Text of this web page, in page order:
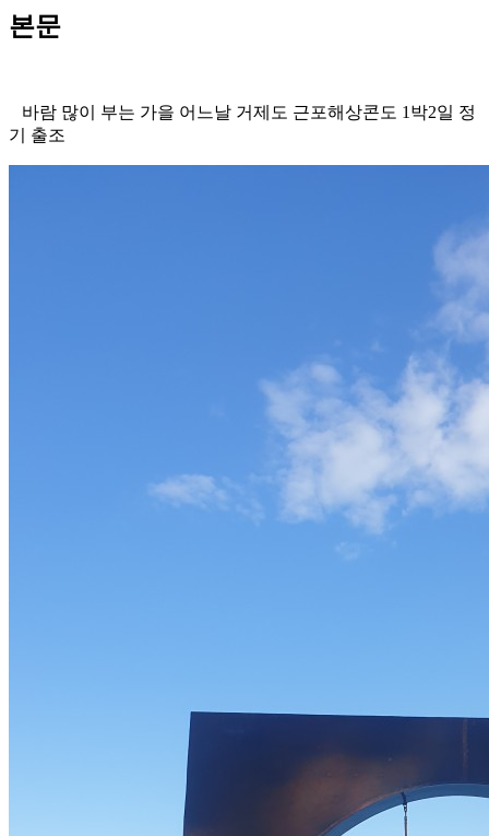
본문
바람 많이 부는 가을 어느날 거제도 근포해상콘도 1박2일 정
기 출조